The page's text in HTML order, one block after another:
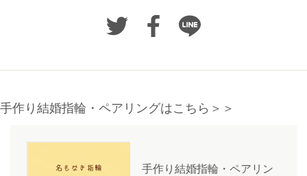
手作り結婚指輪・ペアリングはこちら＞＞
手作り結婚指輪・ペアリン